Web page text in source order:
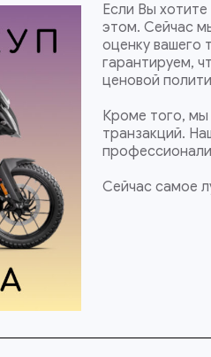
Если Вы
этом. Сейчас
оценку вашего
гарантируем,
ценовой
Кроме того, мы
транзакций.
Сейчас самое